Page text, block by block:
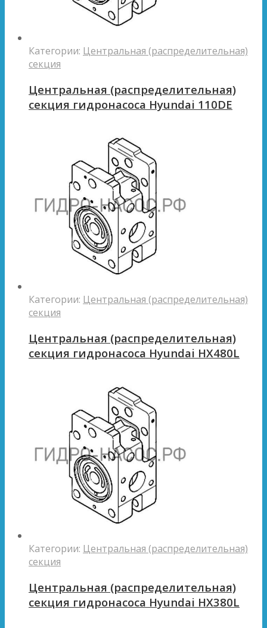
Категории: Центральная (распределительная)
секция
Центральная (распределительная)
секция гидронасоса Hyundai 110DE
Категории: Центральная (распределительная)
секция
Центральная (распределительная)
секция гидронасоса Hyundai HX480L
Категории: Центральная (распределительная)
секция
Центральная (распределительная)
секция гидронасоса Hyundai HX380L